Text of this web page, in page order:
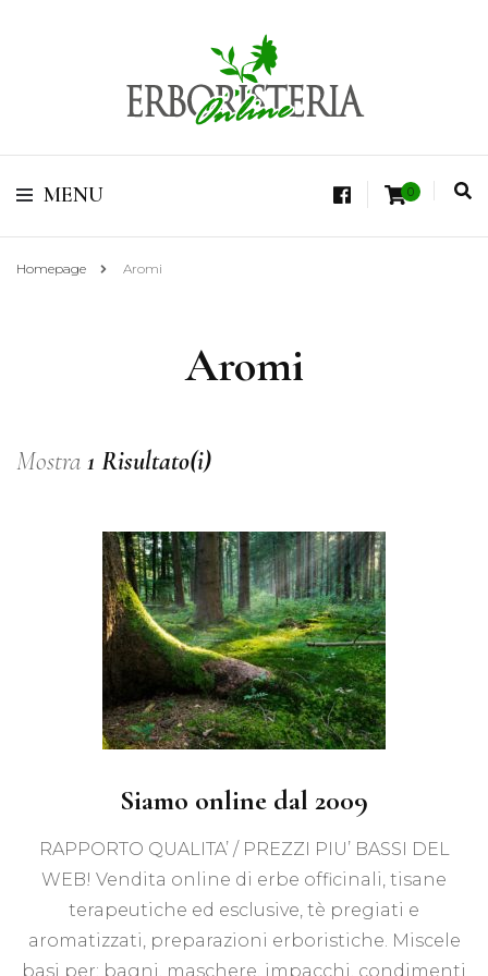
Erboristeria Shop
Online Tisane
Vendita di Botaniche, Erbe e Spezie Officinali, Tisane Terapeutiche Esclusive,
MENU 0
Homepage Aromi
Aromi
Mostra 1 Risultato(i)
Siamo online dal 2009
RAPPORTO QUALITA’ / PREZZI PIU’ BASSI DEL
WEB! Vendita online di erbe officinali, tisane
terapeutiche ed esclusive, tè pregiati e
aromatizzati, preparazioni erboristiche. Miscele
basi per: bagni, maschere, impacchi, condimenti